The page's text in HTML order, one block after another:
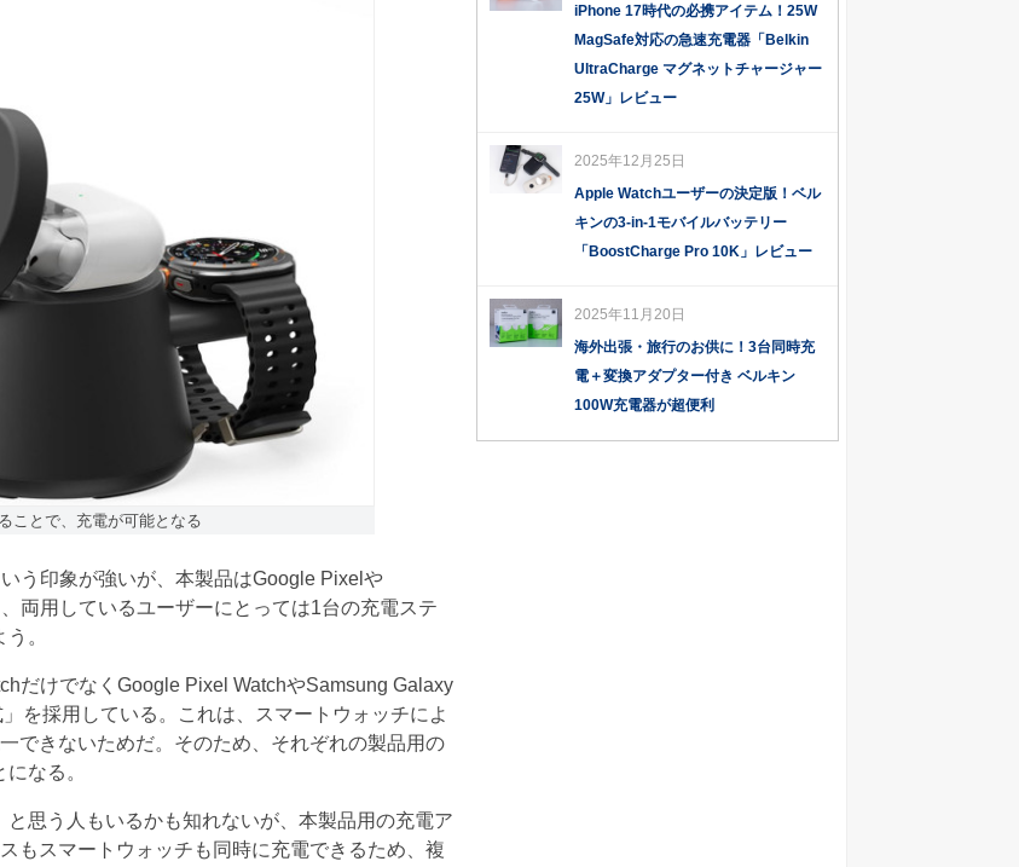
ことで、充電が可能となる
う印象が強いが、本製品はGoogle Pixelや
両用しているユーザーにとっては1台の充電ステ
。
だけでなくGoogle Pixel WatchやSamsung Galaxy
を採用している。これは、スマートウォッチによ
できないためだ。そのため、それぞれの製品用の
なる。
思う人もいるかも知れないが、本製品用の充電ア
もスマートウォッチも同時に充電できるため、複
iPhone 17時代の必携アイテム！25W
MagSafe対応の急速充電器「Belkin
UltraCharge マグネットチャージャー
25W」レビュー
2025年12月25日
Apple Watchユーザーの決定版！ベル
キンの3-in-1モバイルバッテリー
「BoostCharge Pro 10K」レビュー
2025年11月20日
海外出張・旅行のお供に！3台同時充
電＋変換アダプター付き ベルキン
100W充電器が超便利